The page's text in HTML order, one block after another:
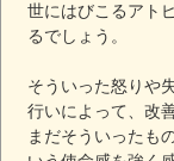
世にはびこるアト
るでしょう。
そういった怒りや
行いによって、改
まだそういったも